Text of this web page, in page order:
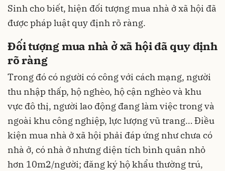
Sinh cho biết, hiện đối tượng mua nhà ở xã hội đã
được pháp luật quy định rõ ràng.
Đối tượng mua nhà ở xã hội đã quy định
rõ ràng
Trong đó có người có công với cách mạng, người
thu nhập thấp, hộ nghèo, hộ cận nghèo và khu
vực đô thị, người lao động đang làm việc trong và
ngoài khu công nghiệp, lực lượng vũ trang… Điều
kiện mua nhà ở xã hội phải đáp ứng như chưa có
nhà ở, có nhà ở nhưng diện tích bình quân nhỏ
hơn 10m2/người; đăng ký hộ khẩu thường trú,